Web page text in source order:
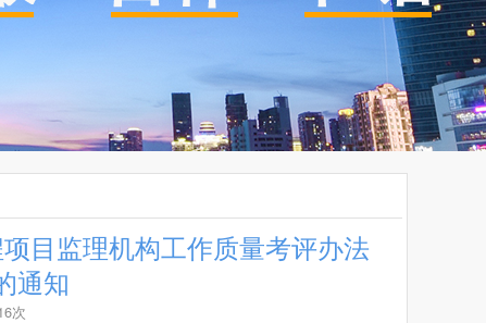
目监理机构工作质量考评办法
通知
次